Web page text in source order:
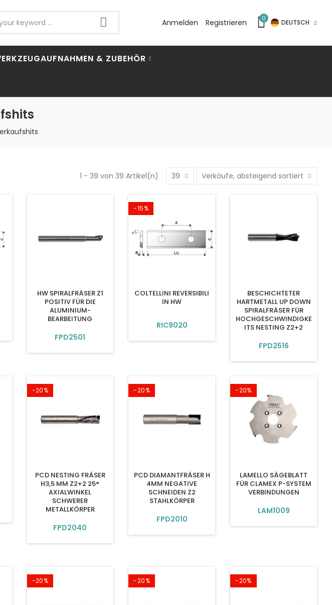
Anmelden Registrieren 0
DEUTSCH
& ZUBEHÖR
1 - 39 von 39 Artikel(n) 39 Verkäufe, absteigend sortiert
HW SPIRALFRÄSER Z1
POSITIV FÜR DIE
ALUMINIUM-
BEARBEITUNG
FPD2501
-15%
COLTELLINI REVERSIBILI
IN HW
RIC9020
BESCHICHTETER
HARTMETALL UP DOWN
SPIRALFRÄSER FÜR
HOCHGESCHWINDIGKE
ITS NESTING Z2+2
FPD2516
-20%
PCD NESTING FRÄSER
H3,5 MM Z2+2 25°
AXIALWINKEL
SCHWERER
METALLKÖRPER
FPD2040
-20%
PCD DIAMANTFRÄSER H
4MM NEGATIVE
SCHNEIDEN Z2
STAHLKÖRPER
FPD2010
-20%
LAMELLO SÄGEBLATT
FÜR CLAMEX P-SYSTEM
VERBINDUNGEN
LAM1009
-20% -20% -20%